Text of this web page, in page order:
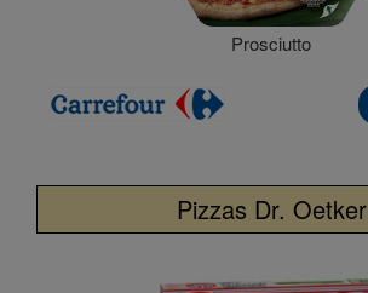
Prosciutto
Pizzas Dr. Oetker